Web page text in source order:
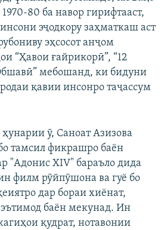
80 ба навор гирифтааст,
эҷодкору заҳматкаш аст
эҳсосот анҷом
“Ҳавои ғайрикорӣ”, “12
мебошанд, ки бидуни
қавии инсонро таҷассум
ӯ, Саноат Азизова
тамсил фикрашро баён
"Адонис XIV" бараъло дида
филм рӯйпӯшона ва гуё бо
дар бораи хиёнат,
эътимод баён мекунад. Ин
қудрат, нотавонии